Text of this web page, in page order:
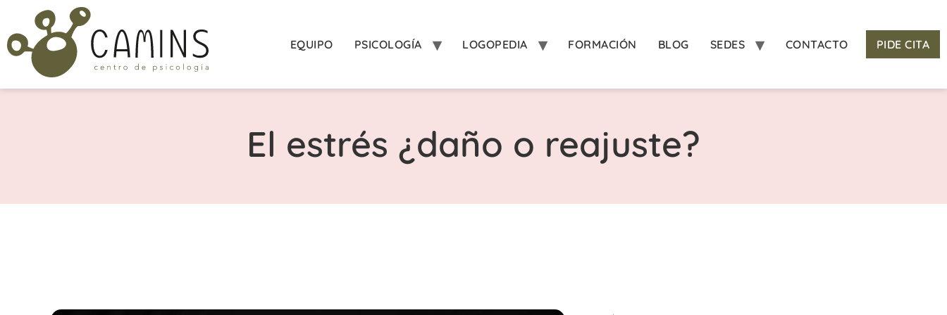
EQUIPO PSICOLOGÍA LOGOPEDIA FORMACIÓN BLOG SEDES CONTACTO PIDE CITA
El estrés ¿daño o reajuste?